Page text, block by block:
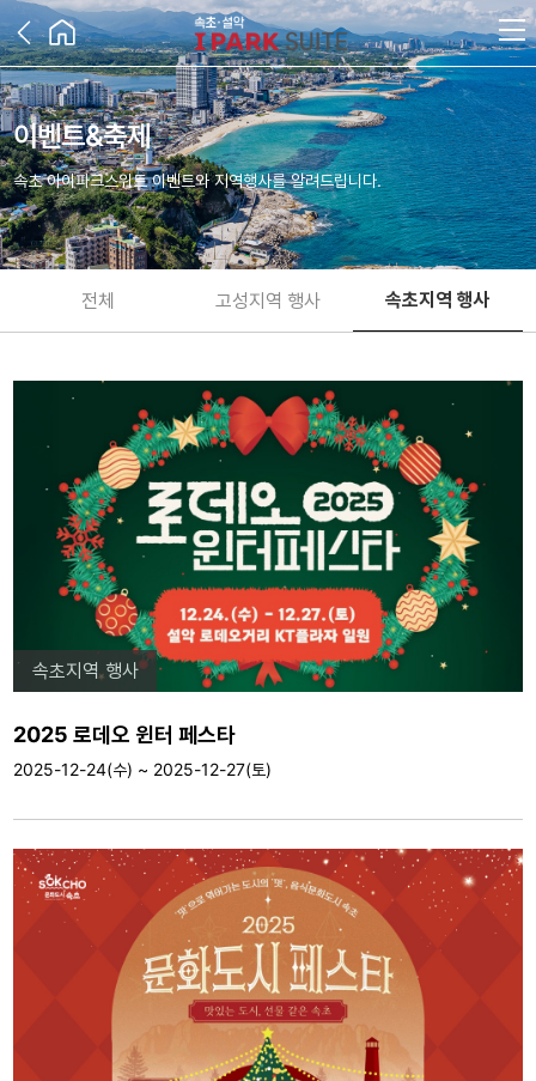
이벤트&축제
속초 아이파크스위트 이벤트와 지역행사를 알려드립니다.
전체 고성지역 행사 속초지역 행사
속초지역 행사
2025 로데오 윈터 페스타
2025-12-24(수) ~ 2025-12-27(토)